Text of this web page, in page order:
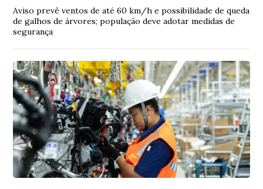
Aviso prevê ventos de até 60 km/h e possibilidade de queda
de galhos de árvores; população deve adotar medidas de
segurança